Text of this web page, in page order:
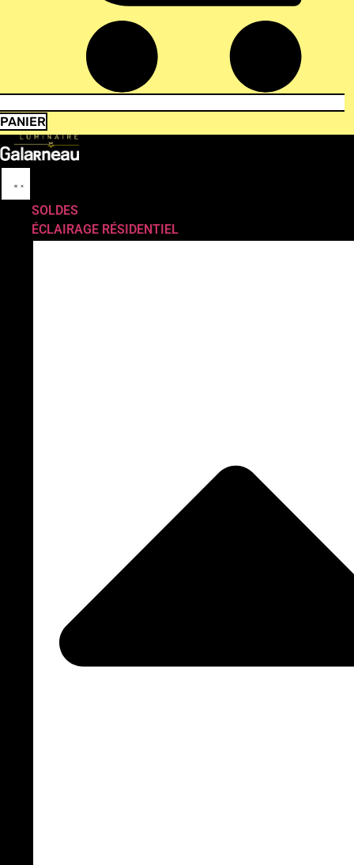
PANIER
SOLDES
ÉCLAIRAGE RÉSIDENTIEL